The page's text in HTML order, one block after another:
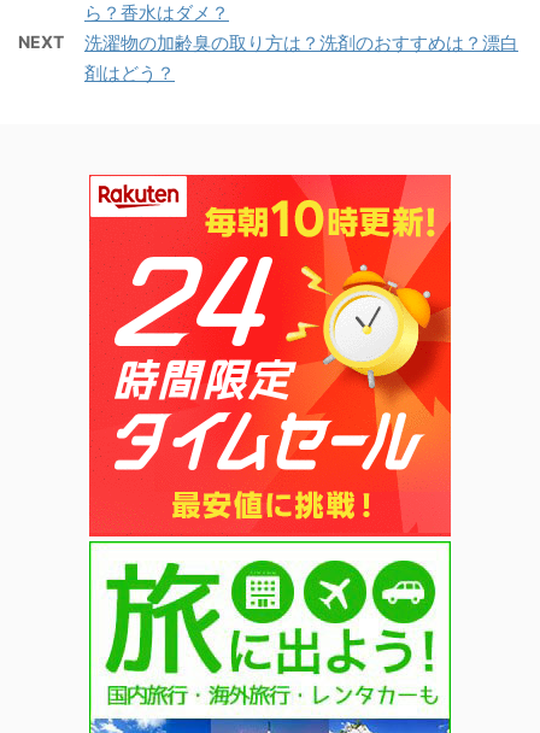
ら？香水はダメ？
NEXT
洗濯物の加齢臭の取り方は？洗剤のおすすめは？漂白
剤はどう？